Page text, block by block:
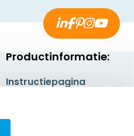
Productinformatie:
Instructiepagina
Safety Sheets